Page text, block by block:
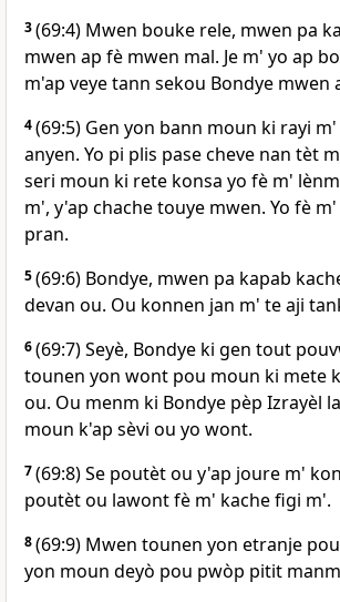
3(69:4) Mwen bouke rele, mwen pa
mwen ap fè mwen mal. Je m' yo ap
m'ap veye tann sekou Bondye mwen
4(69:5) Gen yon bann moun ki rayi
anyen. Yo pi plis pase cheve nan tèt
seri moun ki rete konsa yo fè m'
m', y'ap chache touye mwen. Yo fè
pran.
5(69:6) Bondye, mwen pa kapab
devan ou. Ou konnen jan m' te aji
6(69:7) Seyè, Bondye ki gen tout
tounen yon wont pou moun ki mete
ou. Ou menm ki Bondye pèp Izrayèl
moun k'ap sèvi ou yo wont.
7(69:8) Se poutèt ou y'ap joure m'
poutèt ou lawont fè m' kache figi m'.
8(69:9) Mwen tounen yon etranje
yon moun deyò pou pwòp pitit